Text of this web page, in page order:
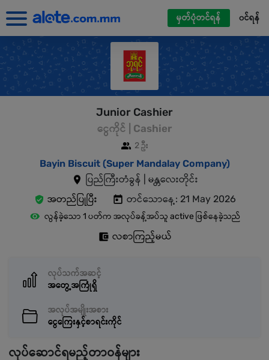
မှတ်ပုံတင်ရန် ၀င်ရန်
Junior Cashier
ငွေကိုင် | Cashier
2 ဦး
Bayin Biscuit (Super Mandalay Company)
ပြည်ကြီးတံခွန် | မန္တလေးတိုင်း
အတည်ပြုပြီး
တင်သောနေ့: 21 May 2026
လွန်ခဲ့သော 1 ပတ်က အလုပ်ခန့်အပ်သူ active ဖြစ်နေခဲ့သည်
လစာကြည့်မယ်
လုပ်သက်အဆင့်
အတွေ့အကြုံရှိ
အလုပ်အမျိုးအစား
ငွေကြေးနှင့်စာရင်းကိုင်
လုပ်ဆောင်ရမည့်တာဝန်များ